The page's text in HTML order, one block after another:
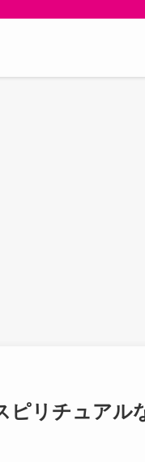
ピリチュアル